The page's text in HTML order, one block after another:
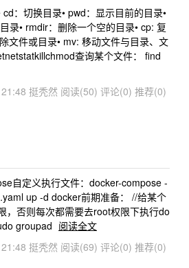
：切换目录• pwd：显示目前的目录•
录• rmdir：删除一个空的目录• cp: 复
文件或目录• mv: 移动文件与目录、文
查询某个文件： find
挺秃然 阅读(50) 评论(0) 推荐(0)
自定义执行文件：docker-compose -
up -d docker前期准备： //给某个
，否则每次都需要去root权限下执行do
groupad 阅读全文
挺秃然 阅读(69) 评论(0) 推荐(0)